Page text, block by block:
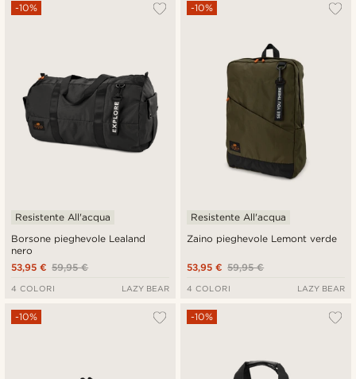
Borsone pieghevole Lealand
nero
-10%
Resistente All'acqua
59,95 €
53,95 €
4 COLORI LAZY BEAR
Zaino pieghevole Lemont verde
-10%
Resistente All'acqua
59,95 €
53,95 €
4 COLORI LAZY BEAR
-10% -10%